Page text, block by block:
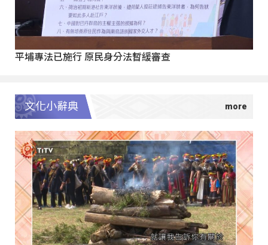
平埔專法已施行 原民身分法暫緩審查
文化小辭典